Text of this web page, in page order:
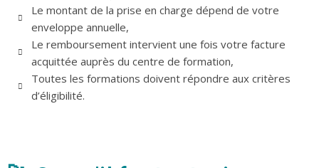
Le montant de la prise en charge dépend de votre
enveloppe annuelle,
Le remboursement intervient une fois votre facture
acquittée auprès du centre de formation,
Toutes les formations doivent répondre aux critères
d’éligibilité.